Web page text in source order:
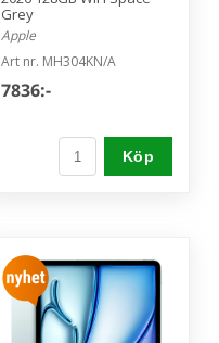
Grey
Apple
Art nr. MH304KN/A
7836:-
Köp